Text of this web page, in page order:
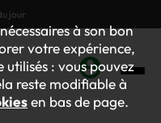
à son bon
votre expérience,
utilisés : vous pouvez
reste modifiable à
en bas de page.
jour
Mon
compte